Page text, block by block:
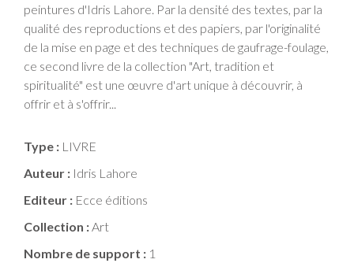
peintures d'Idris Lahore. Par la densité des textes, par la
qualité des reproductions et des papiers, par l'originalité
de la mise en page et des techniques de gaufrage-foulage,
ce second livre de la collection "Art, tradition et
spiritualité" est une œuvre d'art unique à découvrir, à
offrir et à s'offrir...
Type : LIVRE
Auteur : Idris Lahore
Editeur : Ecce éditions
Collection :Art
Nombre de support : 1